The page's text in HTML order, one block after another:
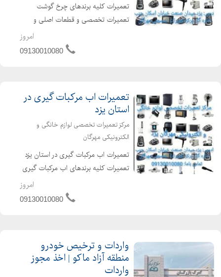
تعمیرات کلیه برندهای چرخ گوشت
تعمیرات تخصصی و قطعات اصلی و
اورجینال تعمیر انواع برندهای چرخ گوشت
رفع خرابی چرخ گوشت با هرمشکلی که
امروز
09130010080
تعمیرات اب مرکبات گیری در
استان یزد
مرکز تعمیرات تخصصی لوازم خانگی و
الکترونیکی مهرگان
تعمیرات اب مرکبات گیری در استان یزد
تعمیرات کلیه برندهای اب مرکبات گیری
اورجینال جهت کسب اطلاعات بیشتر
امروز
09130010080
واردات و ترخیص خودرو
منطقه آزاد ماکو | اخذ مجوز
واردات